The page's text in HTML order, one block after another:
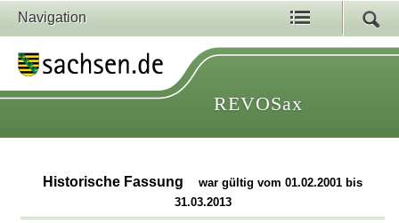
Navigation
REVOSax
Historische Fassung
war gültig vom 01.02.2001 bis
31.03.2013